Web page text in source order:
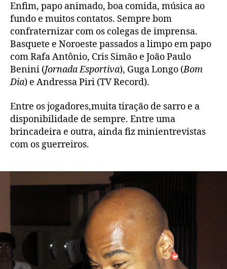
Enfim, papo animado, boa comida, música ao
fundo e muitos contatos. Sempre bom
confraternizar com os colegas de imprensa.
Basquete e Noroeste passados a limpo em papo
com Rafa Antônio, Cris Simão e João Paulo
Benini (Jornada Esportiva), Guga Longo (Bom
Dia) e Andressa Piri (TV Record).
Entre os jogadores,muita tiração de sarro e a
disponibilidade de sempre. Entre uma
brincadeira e outra, ainda fiz minientrevistas
com os guerreiros.